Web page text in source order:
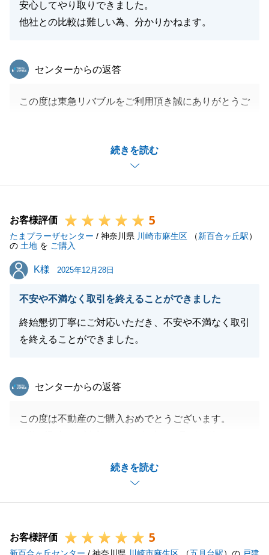
安心してやり取りできました。
他社との比較は難しい為、分かりかねます。
続きを読む
東急リバブル
センターからの返答
この度は東急リバブルをご利用頂き誠にありがとうご
本当にありがとうございます。
頂いたお言葉を力に、今後も日々の営業を頑張って参
ります。_
ご連絡下さい。
末永いお付き合いを宜しくお願いします。
お客様評価 5
たまプラーザセンター / 神奈川県 川崎市麻生区 （新百合ヶ丘駅）
の 土地 を ご購入
K様
K様 2025年12月28日
不安や不満なく取引を終えることができました
終始懇切丁寧にご対応いただき、不安や不満なく取引
を終えることができました。
続きを読む
東急リバブル
センターからの返答
この度は不動産のご購入おめでとうございます。
また今後、お手伝いできることがございましたら、い
つでもご連絡頂ければと思います。
閉じる
お客様評価 5